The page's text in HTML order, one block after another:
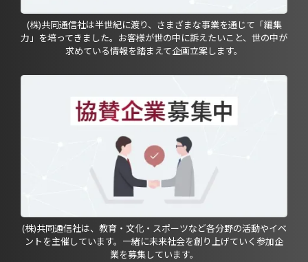
(株)共同通信社は半世紀に渡り、さまざまな事業を通じて「編集
力」を培ってきました。お客様が世の中に訴えたいこと、世の中が
求めている情報を踏まえて企画立案します。
(株)共同通信社は、教育・文化・スポーツなど各分野の活動やイベ
ントを主催しています。一緒に未来社会を創り上げていく参加企
業を募集しています。